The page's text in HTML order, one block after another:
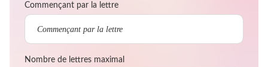
Commençant par la lettre
Nombre de lettres maximal